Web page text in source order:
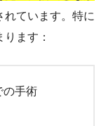
れています。特に
ます：
の手術